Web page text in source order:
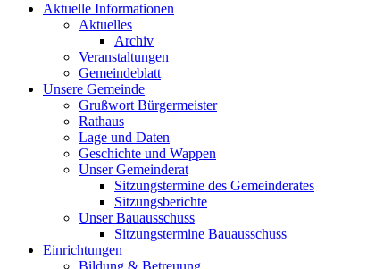
Aktuelle Informationen
Aktuelles
Archiv
Veranstaltungen
Gemeindeblatt
Unsere Gemeinde
Grußwort Bürgermeister
Rathaus
Lage und Daten
Geschichte und Wappen
Unser Gemeinderat
Sitzungstermine des Gemeinderates
Sitzungsberichte
Unser Bauausschuss
Sitzungstermine Bauausschuss
Einrichtungen
Bildung & Betreuung